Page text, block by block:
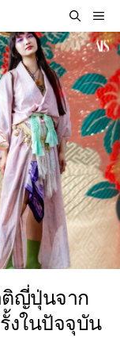
ติญี่ปุ่นจาก
งในปัจจุบัน